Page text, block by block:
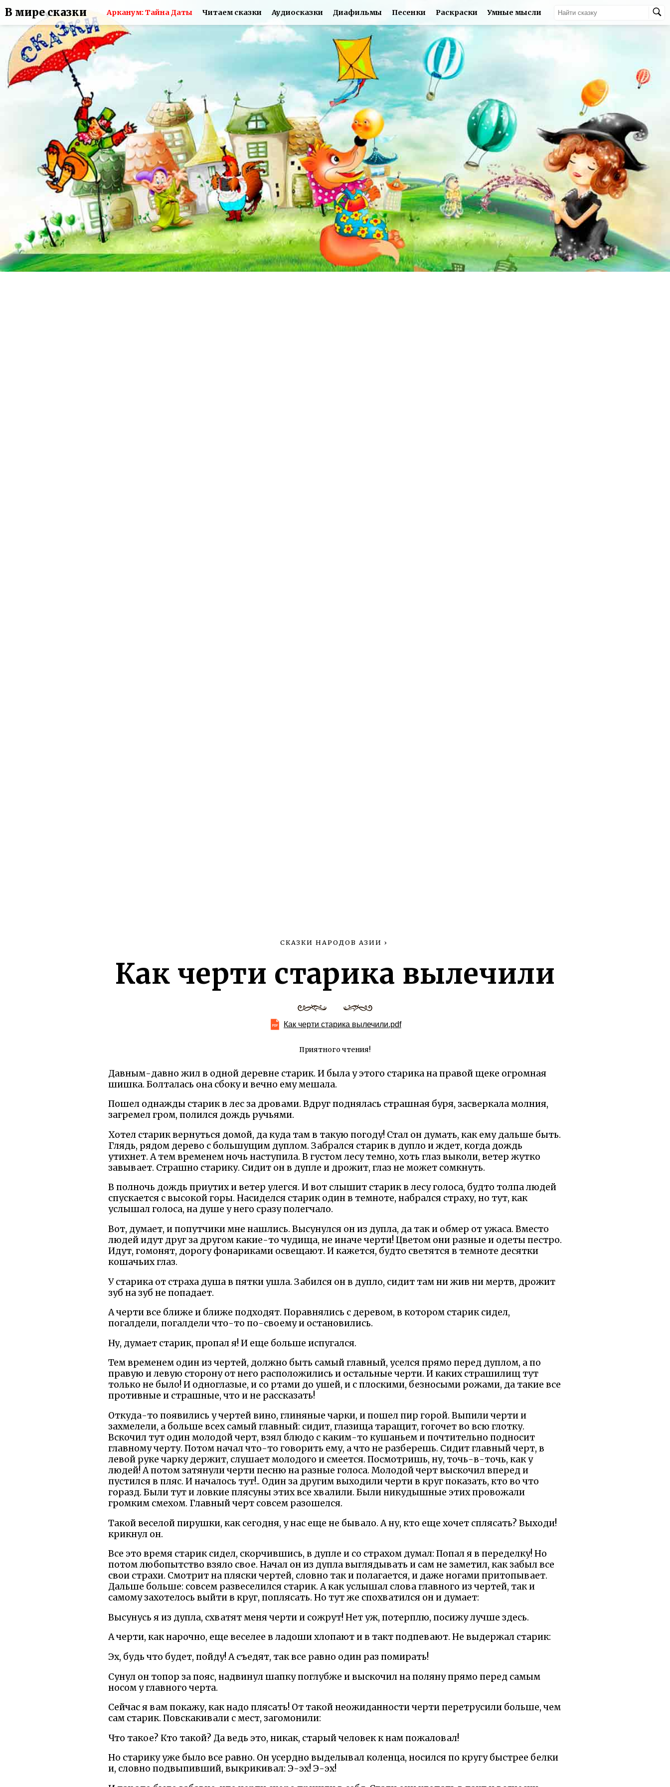
В мире сказки Арканум: Тайна Даты Читаем сказки Аудиосказки Диафильмы Песенки Раскраски Умные мысли
СКАЗКИ НАРОДОВ АЗИИ ›
Как черти старика вылечили
Как черти старика вылечили.pdf
Приятного чтения!
Давным-давно жил в одной деревне старик. И была у этого старика на правой щеке огромная
шишка. Болталась она сбоку и вечно ему мешала.
Пошел однажды старик в лес за дровами. Вдруг поднялась страшная буря, засверкала молния,
загремел гром, полился дождь ручьями.
Хотел старик вернуться домой, да куда там в такую погоду! Стал он думать, как ему дальше быть.
Глядь, рядом дерево с большущим дуплом. Забрался старик в дупло и ждет, когда дождь
утихнет. А тем временем ночь наступила. В густом лесу темно, хоть глаз выколи, ветер жутко
завывает. Страшно старику. Сидит он в дупле и дрожит, глаз не может сомкнуть.
В полночь дождь приутих и ветер улегся. И вот слышит старик в лесу голоса, будто толпа людей
спускается с высокой горы. Насиделся старик один в темноте, набрался страху, но тут, как
услышал голоса, на душе у него сразу полегчало.
Вот, думает, и попутчики мне нашлись. Высунулся он из дупла, да так и обмер от ужаса. Вместо
людей идут друг за другом какие-то чудища, не иначе черти! Цветом они разные и одеты пестро.
Идут, гомонят, дорогу фонариками освещают. И кажется, будто светятся в темноте десятки
кошачьих глаз.
У старика от страха душа в пятки ушла. Забился он в дупло, сидит там ни жив ни мертв, дрожит
зуб на зуб не попадает.
А черти все ближе и ближе подходят. Поравнялись с деревом, в котором старик сидел,
погалдели, погалдели что-то по-своему и остановились.
Ну, думает старик, пропал я! И еще больше испугался.
Тем временем один из чертей, должно быть самый главный, уселся прямо перед дуплом, а по
правую и левую сторону от него расположились и остальные черти. И каких страшилищ тут
только не было! И одноглазые, и со ртами до ушей, и с плоскими, безносыми рожами, да такие все
противные и страшные, что и не рассказать!
Откуда-то появились у чертей вино, глиняные чарки, и пошел пир горой. Выпили черти и
захмелели, а больше всех самый главный: сидит, глазища таращит, гогочет во всю глотку.
Вскочил тут один молодой черт, взял блюдо с каким-то кушаньем и почтительно подносит
главному черту. Потом начал что-то говорить ему, а что не разберешь. Сидит главный черт, в
левой руке чарку держит, слушает молодого и смеется. Посмотришь, ну, точь-в-точь, как у
людей! А потом затянули черти песню на разные голоса. Молодой черт выскочил вперед и
пустился в пляс. И началось тут!.. Один за другим выходили черти в круг показать, кто во что
горазд. Были тут и ловкие плясуны этих все хвалили. Были никудышные этих провожали
громким смехом. Главный черт совсем разошелся.
Такой веселой пирушки, как сегодня, у нас еще не бывало. А ну, кто еще хочет сплясать? Выходи!
крикнул он.
Все это время старик сидел, скорчившись, в дупле и со страхом думал: Попал я в переделку! Но
потом любопытство взяло свое. Начал он из дупла выглядывать и сам не заметил, как забыл все
свои страхи. Смотрит на пляски чертей, словно так и полагается, и даже ногами притопывает.
Дальше больше: совсем развеселился старик. А как услышал слова главного из чертей, так и
самому захотелось выйти в круг, поплясать. Но тут же спохватился он и думает:
Высунусь я из дупла, схватят меня черти и сожрут! Нет уж, потерплю, посижу лучше здесь.
А черти, как нарочно, еще веселее в ладоши хлопают и в такт подпевают. Не выдержал старик:
Эх, будь что будет, пойду! А съедят, так все равно один раз помирать!
Сунул он топор за пояс, надвинул шапку поглубже и выскочил на поляну прямо перед самым
носом у главного черта.
Сейчас я вам покажу, как надо плясать! От такой неожиданности черти перетрусили больше, чем
сам старик. Повскакивали с мест, загомонили:
Что такое? Кто такой? Да ведь это, никак, старый человек к нам пожаловал!
Но старику уже было все равно. Он усердно выделывал коленца, носился по кругу быстрее белки
и, словно подвыпивший, выкрикивал: Э-эх! Э-эх!